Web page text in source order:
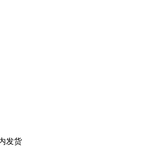
发货